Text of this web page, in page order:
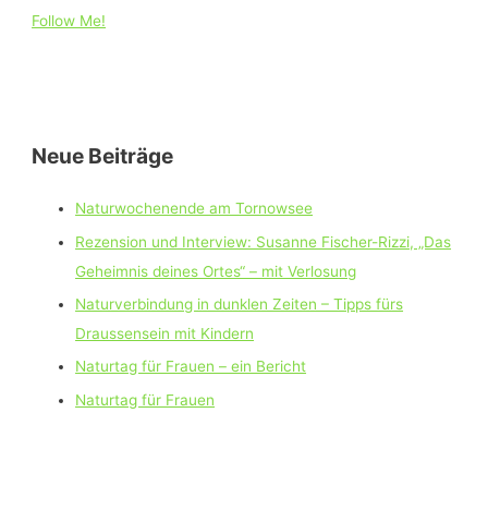
Follow Me!
Neue Beiträge
Naturwochenende am Tornowsee
Rezension und Interview: Susanne Fischer-Rizzi, „Das
Geheimnis deines Ortes“ – mit Verlosung
Naturverbindung in dunklen Zeiten – Tipps fürs
Draussensein mit Kindern
Naturtag für Frauen – ein Bericht
Naturtag für Frauen